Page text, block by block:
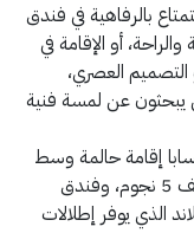
بالرفاهية في فندق
أو الإقامة في
العصري،
يبحثون عن لمسة فنية
إقامة حالمة وسط
السحاب، مثل فندق باو سابا ليزور المصنف 5 نجوم، وفندق
الذي يوفر إطلالات